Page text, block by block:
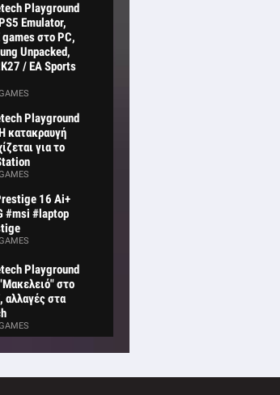
Playground
Emulator,
games στο PC,
Unpacked,
/ EA Sports
Playground
κατακραυγή
για το
16 Ai+
#msi #laptop
Playground
στο
αλλαγές στα